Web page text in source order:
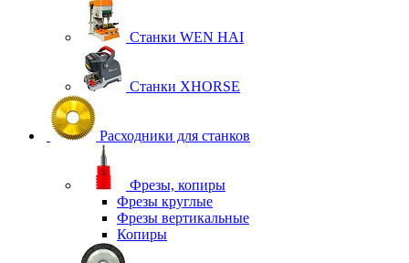
Станки WEN HAI
Станки XHORSE
Расходники для станков
Фрезы, копиры
Фрезы круглые
Фрезы вертикальные
Копиры